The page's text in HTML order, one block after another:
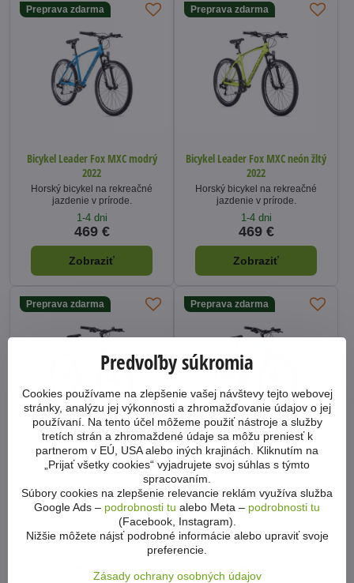
Preprava zdarma
Bicykel Leader Fox MXC modrý
2022
Horský bicykel na rekreačné
jazdenie v prírode.
1-4 dni
469 €
Zobraziť
Preprava zdarma
Bicykel Leader Fox MXC neón žltý
2022
Horský bicykel na rekreačné
jazdenie v prírode.
1-4 dni
469 €
Zobraziť
Preprava zdarma
Bicykel Leader Fox Factor neón
žltý 2023
Horský bicykel s kotúčovými
brzdami na rekreačné jazdenie v
prírode.
519 €
Preprava zdarma
Bicykel Leader Fox Factor modrý
2023
Horský bicykel s kotúčovými
brzdami na rekreačné jazdenie v
prírode.
519 €
Predvoľby súkromia
Cookies používame na zlepšenie vašej návštevy tejto webovej
stránky, analýzu jej výkonnosti a zhromažďovanie údajov o jej
používaní. Na tento účel môžeme použiť nástroje a služby
tretích strán a zhromaždené údaje sa môžu preniesť k
partnerom v EÚ, USA alebo iných krajinách. Kliknutím na
„Prijať všetky cookies“ vyjadrujete svoj súhlas s týmto
spracovaním.
Súbory cookies na zlepšenie relevancie reklám využíva služba
Google Ads – podrobnosti tu alebo Meta – podrobnosti tu
(Facebook, Instagram).
Nižšie môžete nájsť podrobné informácie alebo upraviť svoje
preferencie.
Zásady ochrany osobných údajov